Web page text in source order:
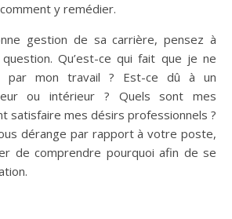
y remédier.
gestion de sa carrière, pensez à
Qu’est-ce qui fait que je ne
par mon travail ? Est-ce dû à un
ou intérieur ? Quels sont mes
satisfaire mes désirs professionnels ?
dérange par rapport à votre poste,
de comprendre pourquoi afin de se